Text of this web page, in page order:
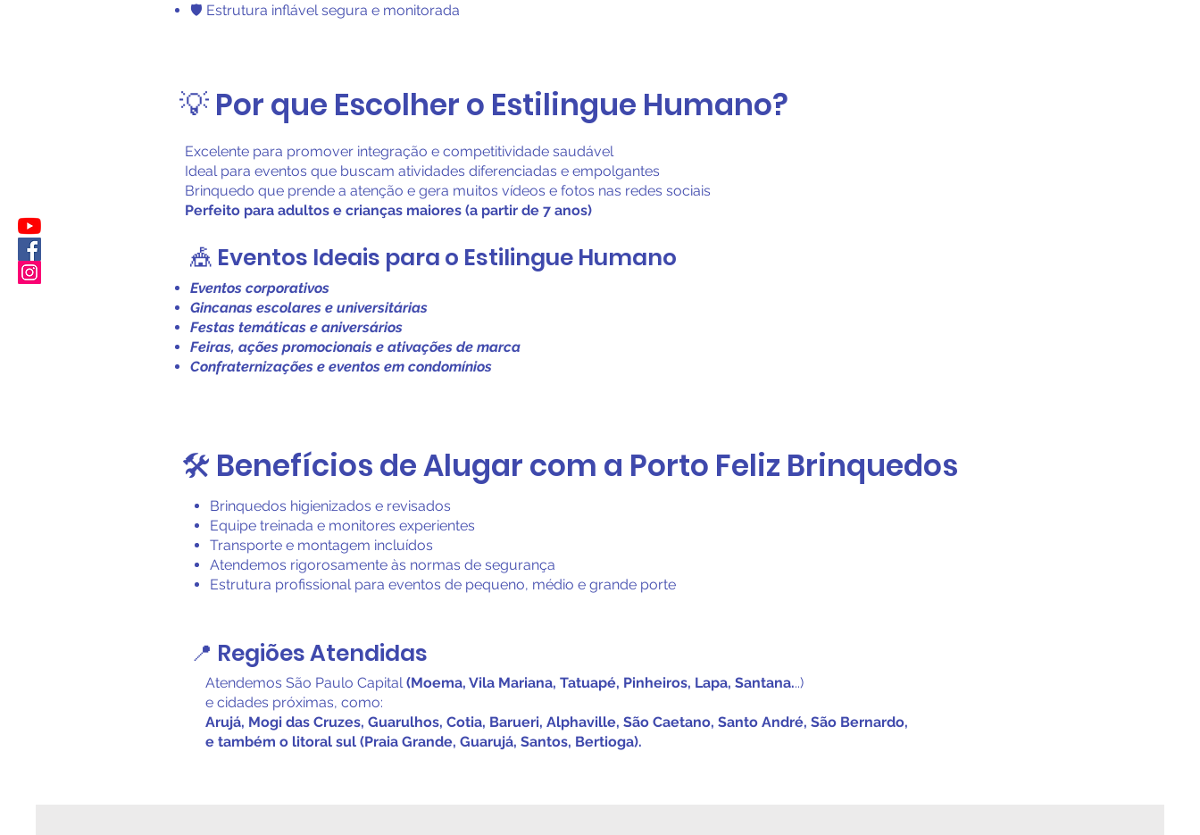
🛡️ Estrutura inflável segura e monitorada
💡 Por que Escolher o Estilingue Humano?
Excelente para promover integração e competitividade saudável
Ideal para eventos que buscam atividades diferenciadas e empolgantes
Brinquedo que prende a atenção e gera muitos vídeos e fotos nas redes sociais
Perfeito para adultos e crianças maiores (a partir de 7 anos)
🎪 Eventos Ideais para o Estilingue Humano
Eventos corporativos
Gincanas escolares e universitárias
Festas temáticas e aniversários
Feiras, ações promocionais e ativações de marca
Confraternizações e eventos em condomínios
🛠️ Benefícios de Alugar com a Porto Feliz Brinquedos
Brinquedos higienizados e revisados
Equipe treinada e monitores experientes
Transporte e montagem incluídos
Atendemos rigorosamente às normas de segurança
Estrutura profissional para eventos de pequeno, médio e grande porte
📍 Regiões Atendidas
Atendemos São Paulo Capital (Moema, Vila Mariana, Tatuapé, Pinheiros, Lapa, Santana...)
e cidades próximas, como:
Arujá, Mogi das Cruzes, Guarulhos, Cotia, Barueri, Alphaville, São Caetano, Santo André, São Bernardo,
e também o litoral sul (Praia Grande, Guarujá, Santos, Bertioga).